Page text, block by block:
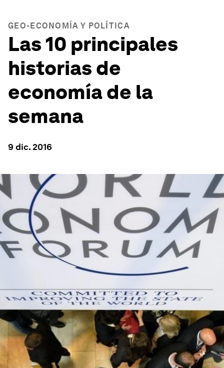
GEO-ECONOMÍA Y POLÍTICA
Las 10 principales
historias de
economía de la
semana
9 dic. 2016